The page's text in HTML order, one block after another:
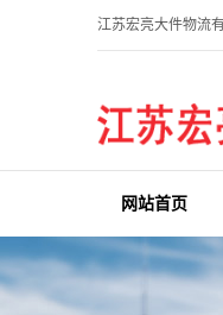
江苏宏亮大件物流
网站首页